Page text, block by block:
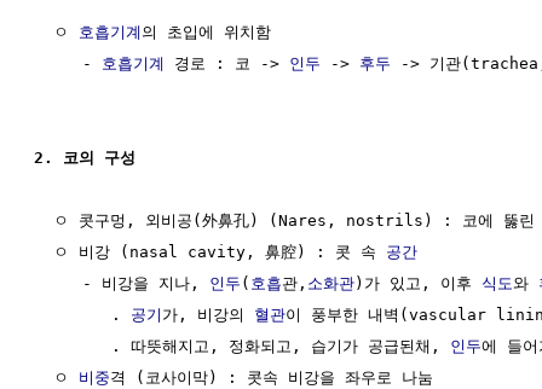
  ㅇ
호흡기계 의 초입에 위치함
     -
호흡기계 경로 : 코 -> 인두 -> 후두 -> 기관
2. 코의 구성
ㅇ 콧구멍, 외비공(外鼻孔) (Nares, nostrils) : 코에 뚫린
  ㅇ 비강 (nasal cavity, 鼻腔) : 콧 속
공간
     - 비강을 지나,
인두 ( 호흡관, 소화관)가 있고, 이후 식도와
        .
공기 가, 비강의 혈관이 풍부한 내벽(vascular
        . 따뜻해지고, 정화되고, 습기가 공급된채,
인두에 들어
  ㅇ
비중격 (코사이막) : 콧속 비강을 좌우로 나눔